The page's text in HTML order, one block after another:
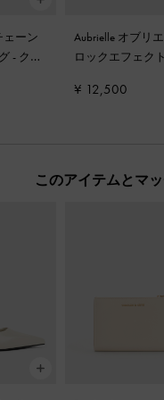
ェーン
- クリ
Aubrielle オブリ
ロックエフェク
イボリー
¥ 12,500
このアイテムとマ